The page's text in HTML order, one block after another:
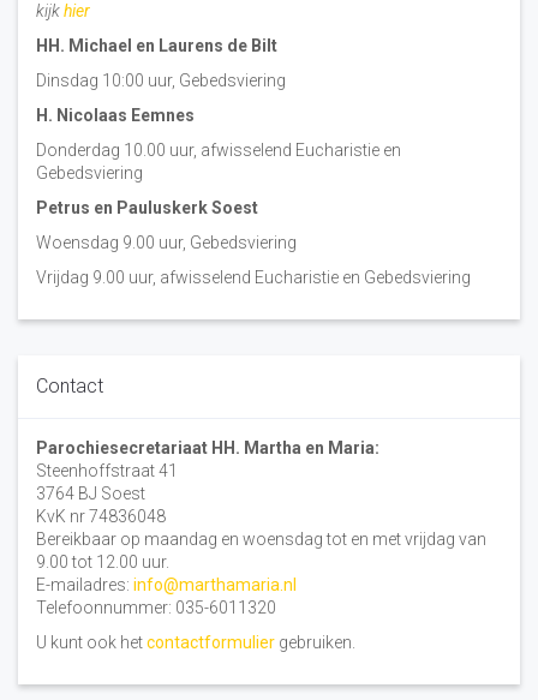
kijkhier
HH. Michael en Laurens de Bilt
Dinsdag 10:00 uur, Gebedsviering
H. Nicolaas Eemnes
Donderdag 10.00 uur, afwisselend Eucharistie en
Gebedsviering
Petrus en Pauluskerk Soest
Woensdag 9.00 uur, Gebedsviering
Vrijdag 9.00 uur, afwisselend Eucharistie en Gebedsviering
Contact
Parochiesecretariaat HH. Martha en Maria:
Steenhoffstraat 41
3764 BJ Soest
KvK nr 74836048
Bereikbaar op maandag en woensdag tot en met vrijdag van
9.00 tot 12.00 uur.
E-mailadres: info@marthamaria.nl
Telefoonnummer: 035-6011320
U kunt ook hetcontactformulier gebruiken.